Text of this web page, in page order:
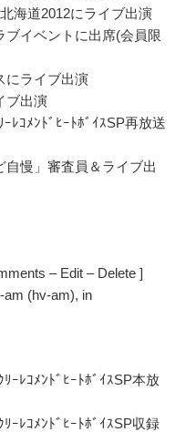
海道2012にライブ出演
ブイベントに出席(会員限
にライブ出演
ブ出演
ﾚｺﾒﾝﾄﾞﾋｰﾄﾎﾞｲｽSP再放送
慢」審査員＆ライブ出
– Edit – Delete ]
(hv-am), in
ｰﾚｺﾒﾝﾄﾞﾋｰﾄﾎﾞｲｽSP本放
ｰﾚｺﾒﾝﾄﾞﾋｰﾄﾎﾞｲｽSP収録